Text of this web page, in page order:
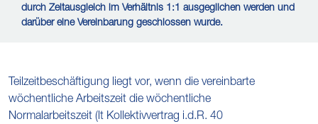
durch Zeitausgleich im Verhältnis 1:1 ausgeglichen werden und
darüber eine Vereinbarung geschlossen wurde.
Teilzeitbeschäftigung liegt vor, wenn die vereinbarte
wöchentliche Arbeitszeit die wöchentliche
Normalarbeitszeit (lt Kollektivvertrag i.d.R. 40